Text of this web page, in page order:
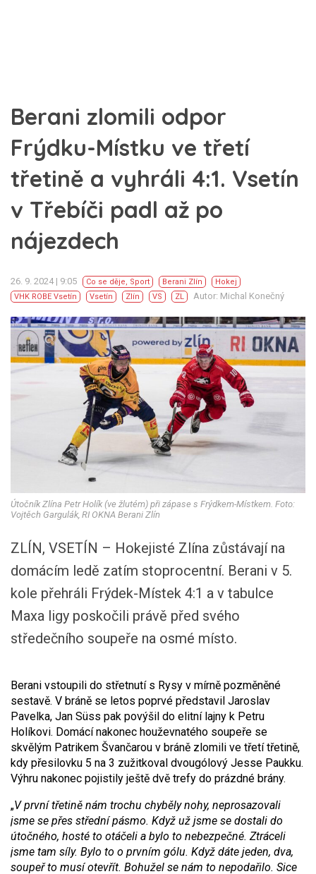
Berani zlomili odpor
Frýdku-Místku ve třetí
třetině a vyhráli 4:1. Vsetín
v Třebíči padl až po
nájezdech
26. 9. 2024 | 9:05 Co se děje, Sport Berani Zlín
Hokej
VHK ROBE Vsetín
Vsetín Zlín VS ZL Autor: Michal Konečný
Útočník Zlína Petr Holík (ve žlutém) při zápase s Frýdkem-Místkem. Foto:
Vojtěch Gargulák, RI OKNA Berani Zlín
ZLÍN, VSETÍN – Hokejisté Zlína zůstávají na
domácím ledě zatím stoprocentní. Berani v 5.
kole přehráli Frýdek-Místek 4:1 a v tabulce
Maxa ligy poskočili právě před svého
středečního soupeře na osmé místo.
Berani vstoupili do střetnutí s Rysy v mírně pozměněné
sestavě. V bráně se letos poprvé představil Jaroslav
Pavelka, Jan Süss pak povýšil do elitní lajny k Petru
Holíkovi. Domácí nakonec houževnatého soupeře se
skvělým Patrikem Švančarou v bráně zlomili ve třetí třetině,
kdy přesilovku 5 na 3 zužitkoval dvougólový Jesse Paukku.
Výhru nakonec pojistily ještě dvě trefy do prázdné brány.
„V první třetině nám trochu chyběly nohy, neprosazovali
jsme se přes střední pásmo. Když už jsme se dostali do
útočného, hosté to otáčeli a bylo to nebezpečné. Ztráceli
jsme tam síly. Bylo to o prvním gólu. Když dáte jeden, dva,
soupeř to musí otevřít. Bohužel se nám to nepodařilo. Sice